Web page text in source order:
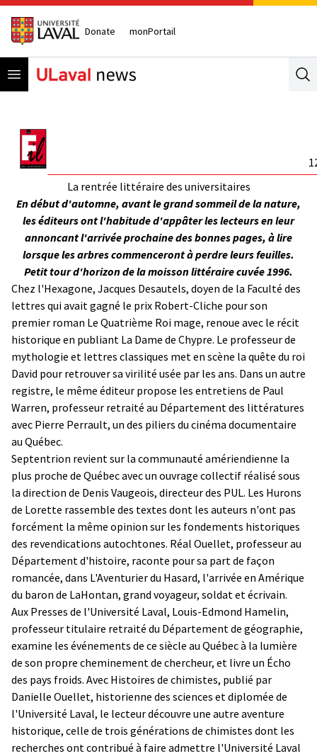
Donate monPortail
Open menu
La rentrée littéraire des universitaires
En début d'automne, avant le grand sommeil de la nature,
les éditeurs ont l'habitude d'appâter les lecteurs en leur
annoncant l'arrivée prochaine des bonnes pages, à lire
lorsque les arbres commenceront à perdre leurs feuilles.
Petit tour d'horizon de la moisson littéraire cuvée 1996.
Chez l'Hexagone, Jacques Desautels, doyen de la Faculté des
lettres qui avait gagné le prix Robert-Cliche pour son
premier roman Le Quatrième Roi mage, renoue avec le récit
historique en publiant La Dame de Chypre. Le professeur de
mythologie et lettres classiques met en scène la quête du roi
David pour retrouver sa virilité usée par les ans. Dans un autre
registre, le même éditeur propose les entretiens de Paul
Warren, professeur retraité au Département des littératures
avec Pierre Perrault, un des piliers du cinéma documentaire
au Québec.
Septentrion revient sur la communauté amériendienne la
plus proche de Québec avec un ouvrage collectif réalisé sous
la direction de Denis Vaugeois, directeur des PUL. Les Hurons
de Lorette rassemble des textes dont les auteurs n'ont pas
forcément la même opinion sur les fondements historiques
des revendications autochtones. Réal Ouellet, professeur au
Département d'histoire, raconte pour sa part de façon
romancée, dans L'Aventurier du Hasard, l'arrivée en Amérique
du baron de LaHontan, grand voyageur, soldat et écrivain.
Aux Presses de l'Université Laval, Louis-Edmond Hamelin,
professeur titulaire retraité du Département de géographie,
examine les événements de ce siècle au Québec à la lumière
de son propre cheminement de chercheur, et livre un Écho
des pays froids. Avec Histoires de chimistes, publié par
Danielle Ouellet, historienne des sciences et diplomée de
l'Université Laval, le lecteur découvre une autre aventure
historique, celle de trois générations de chimistes dont les
recherches ont contribué à faire admettre l'Université Laval